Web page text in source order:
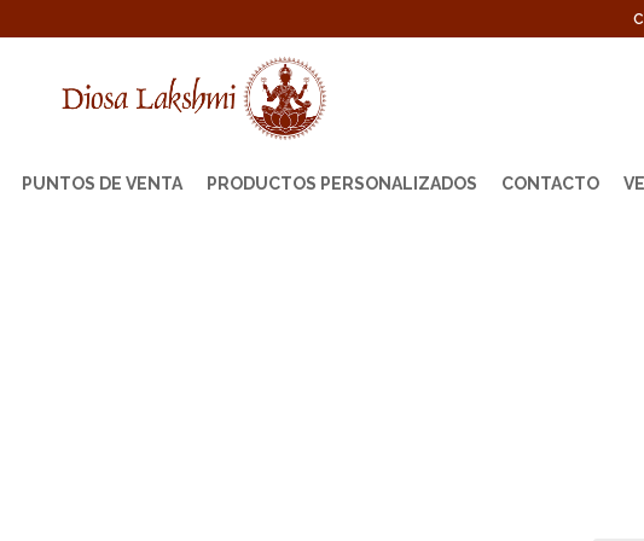
PUNTOS DE VENTA PRODUCTOS PERSONALIZADOS CONTACTO